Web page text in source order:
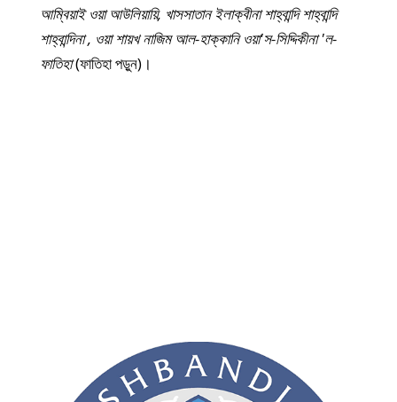
আম্বিয়াই ওয়া আউলিয়ায়ি, খাসসাতান ইলাক্বীনা শাহ্‌বান্দি শাহ্‌বান্দি
শাহ্‌বান্দিনা , ওয়া শায়খ নাজিম আল-হাক্কানি ওয়া'স-সিদ্দিকীনা 'ল-
ফাতিহা(ফাতিহা পড়ুন)।